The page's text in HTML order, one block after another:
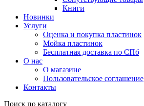
Книги
Новинки
Услуги
Оценка и покупка пластинок
Мойка пластинок
Бесплатная доставка по СПб
О нас
О магазине
Пользовательское соглашение
Контакты
Поиск по каталогу